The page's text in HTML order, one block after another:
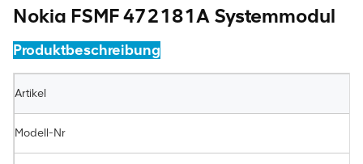
Nokia FSMF 472181A Systemmodul
Produktbeschreibung
Artikel
Modell-Nr